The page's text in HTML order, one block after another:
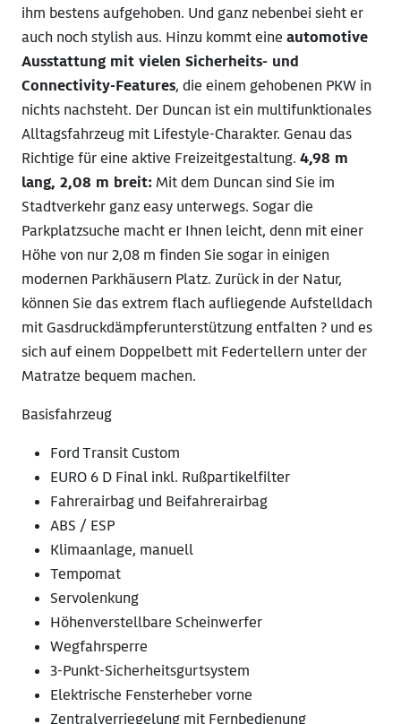
ihm bestens aufgehoben. Und ganz nebenbei sieht er
auch noch stylish aus. Hinzu kommt eine automotive
Ausstattung mit vielen Sicherheits- und
Connectivity-Features, die einem gehobenen PKW in
nichts nachsteht. Der Duncan ist ein multifunktionales
Alltagsfahrzeug mit Lifestyle-Charakter. Genau das
Richtige für eine aktive Freizeitgestaltung. 4,98 m
lang, 2,08 m breit: Mit dem Duncan sind Sie im
Stadtverkehr ganz easy unterwegs. Sogar die
Parkplatzsuche macht er Ihnen leicht, denn mit einer
Höhe von nur 2,08 m finden Sie sogar in einigen
modernen Parkhäusern Platz. Zurück in der Natur,
können Sie das extrem flach aufliegende Aufstelldach
mit Gasdruckdämpferunterstützung entfalten ? und es
sich auf einem Doppelbett mit Federtellern unter der
Matratze bequem machen.
Basisfahrzeug
Ford Transit Custom
EURO 6 D Final inkl. Rußpartikelfilter
Fahrerairbag und Beifahrerairbag
ABS / ESP
Klimaanlage, manuell
Tempomat
Servolenkung
Höhenverstellbare Scheinwerfer
Wegfahrsperre
3-Punkt-Sicherheitsgurtsystem
Elektrische Fensterheber vorne
Zentralverriegelung mit Fernbedienung